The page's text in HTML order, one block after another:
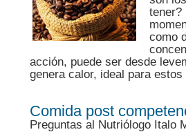
tener?
como
acción, puede ser desde
genera calor, ideal para
Comida post
Preguntas al Nutriólogo Italo